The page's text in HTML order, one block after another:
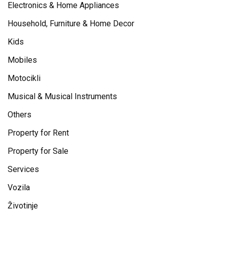
Electronics & Home Appliances
Household, Furniture & Home Decor
Kids
Mobiles
Motocikli
Musical & Musical Instruments
Others
Property for Rent
Property for Sale
Services
Vozila
Životinje